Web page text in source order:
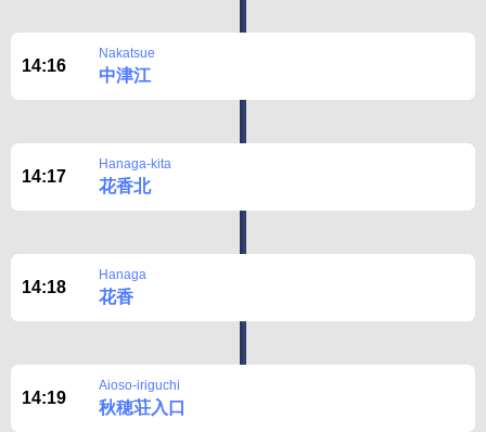
14:16
Nakatsue
中津江
14:17
Hanaga-kita
花香北
14:18
Hanaga
花香
14:19
Aioso-iriguchi
秋穂荘入口